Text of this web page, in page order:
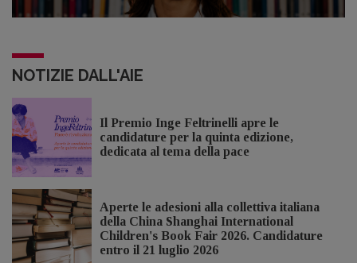
NOTIZIE DALL'AIE
Il Premio Inge Feltrinelli apre le
candidature per la quinta edizione,
dedicata al tema della pace
Aperte le adesioni alla collettiva italiana
della China Shanghai International
Children's Book Fair 2026. Candidature
entro il 21 luglio 2026